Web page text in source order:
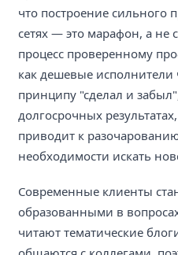
что построение сильного
сетях — это марафон, а не
процесс проверенному
как дешевые исполнители
принципу "сделал и
долгосрочных
приводит к
необходимости искать
Современные клиенты
образованными в
читают тематические